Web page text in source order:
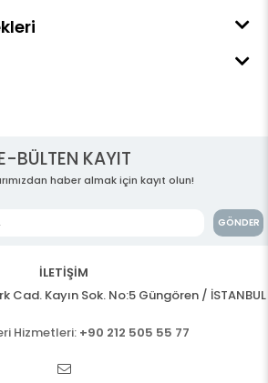
BÜLTEN KAYIT
haber almak için kayıt olun!
GÖNDER
İLETİŞİM
Cad. Kayın Sok. No:5 Güngören / İSTANBUL
Hizmetleri: +90 212 505 55 77